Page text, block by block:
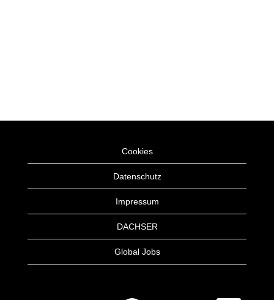
Cookies
Datenschutz
Impressum
DACHSER
Global Jobs